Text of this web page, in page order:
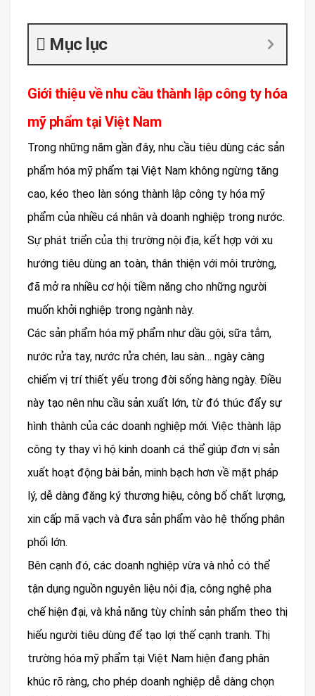
Mục lục
Giới thiệu về nhu cầu thành lập công ty hóa
mỹ phẩm tại Việt Nam
Trong những năm gần đây, nhu cầu tiêu dùng các sản
phẩm hóa mỹ phẩm tại Việt Nam không ngừng tăng
cao, kéo theo làn sóng thành lập công ty hóa mỹ
phẩm của nhiều cá nhân và doanh nghiệp trong nước.
Sự phát triển của thị trường nội địa, kết hợp với xu
hướng tiêu dùng an toàn, thân thiện với môi trường,
đã mở ra nhiều cơ hội tiềm năng cho những người
muốn khởi nghiệp trong ngành này.
Các sản phẩm hóa mỹ phẩm như dầu gội, sữa tắm,
nước rửa tay, nước rửa chén, lau sàn… ngày càng
chiếm vị trí thiết yếu trong đời sống hàng ngày. Điều
này tạo nên nhu cầu sản xuất lớn, từ đó thúc đẩy sự
hình thành của các doanh nghiệp mới. Việc thành lập
công ty thay vì hộ kinh doanh cá thể giúp đơn vị sản
xuất hoạt động bài bản, minh bạch hơn về mặt pháp
lý, dễ dàng đăng ký thương hiệu, công bố chất lượng,
xin cấp mã vạch và đưa sản phẩm vào hệ thống phân
phối lớn.
Bên cạnh đó, các doanh nghiệp vừa và nhỏ có thể
tận dụng nguồn nguyên liệu nội địa, công nghệ pha
chế hiện đại, và khả năng tùy chỉnh sản phẩm theo thị
hiếu người tiêu dùng để tạo lợi thế cạnh tranh. Thị
trường hóa mỹ phẩm tại Việt Nam hiện đang phân
khúc rõ ràng, cho phép doanh nghiệp dễ dàng chọn